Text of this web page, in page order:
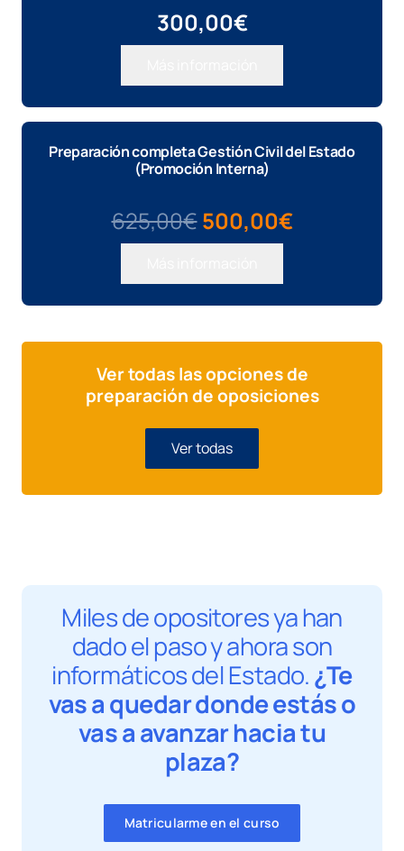
300,00€
Preparación completa Gestión Civil del Estado
(Promoción Interna)
625,00€El
precio
era:
500,00€El
es:
Ver todas las opciones de
preparación de oposiciones
Ver todas
Miles de opositores ya han
dado el paso y ahora son
informáticos del Estado.¿Te
vas a quedar donde estás o
vas a avanzar hacia tu
plaza?
Matricularme en el curso